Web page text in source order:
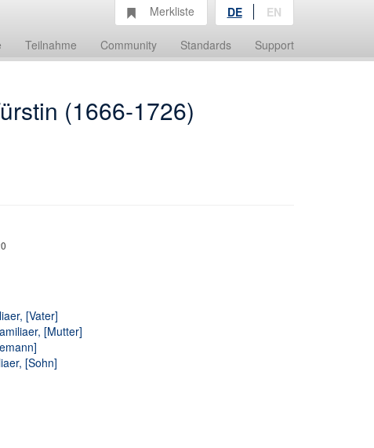
Teilnahme Community Standards Support
Merkliste DE EN
(1666-1726)
[Vater]
[Mutter]
[Sohn]